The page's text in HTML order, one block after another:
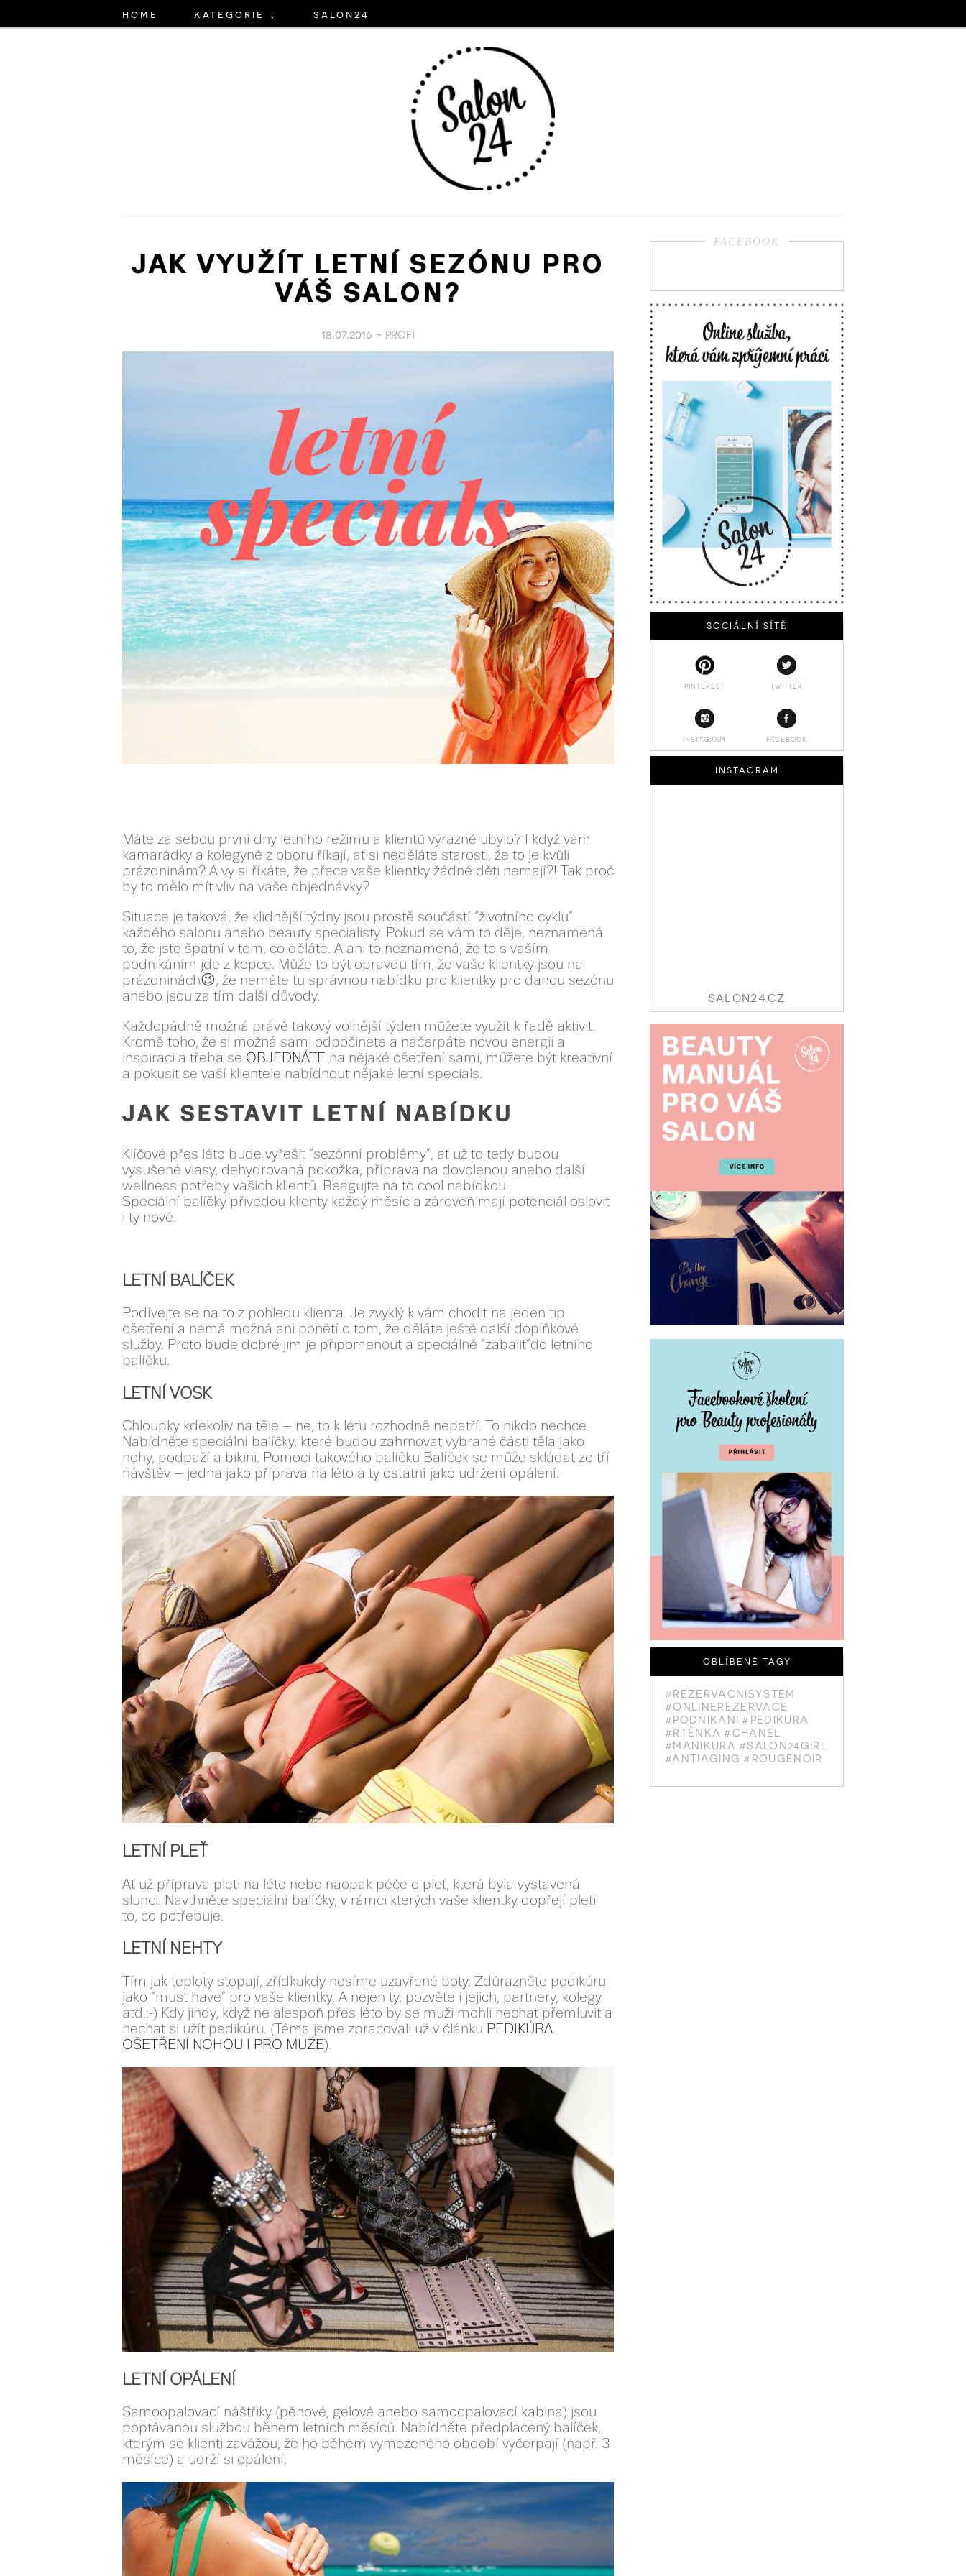
home kategorie ↓ salon24
JAK VYUŽÍT LETNÍ SEZÓNU PRO
VÁŠ SALON?
18.07.2016 - PROFI
Máte za sebou první dny letního režimu a klientů výrazně ubylo? I když vám
kamarádky a kolegyně z oboru říkají, ať si neděláte starosti, že to je kvůli
prázdninám? A vy si říkáte, že přece vaše klientky žádné děti nemají?! Tak proč
by to mělo mít vliv na vaše objednávky?
Situace je taková, že klidnější týdny jsou prostě součástí “životního cyklu”
každého salonu anebo beauty specialisty. Pokud se vám to děje, neznamená
to, že jste špatní v tom, co děláte. A ani to neznamená, že to s vaším
podnikáním jde z kopce. Může to být opravdu tím, že vaše klientky jsou na
prázdninách😉, že nemáte tu správnou nabídku pro klientky pro danou sezónu
anebo jsou za tím další důvody.
Každopádně možná právě takový volnější týden můžete využít k řadě aktivit.
Kromě toho, že si možná sami odpočinete a načerpáte novou energii a
inspiraci a třeba se OBJEDNÁTE na nějaké ošetření sami, můžete být kreativní
a pokusit se vaší klientele nabídnout nějaké letní specials.
JAK SESTAVIT LETNÍ NABÍDKU
Klíčové přes léto bude vyřešit “sezónní problémy”, ať už to tedy budou
vysušené vlasy, dehydrovaná pokožka, příprava na dovolenou anebo další
wellness potřeby vašich klientů. Reagujte na to cool nabídkou.
Speciální balíčky přivedou klienty každý měsíc a zároveň mají potenciál oslovit
i ty nové.
LETNÍ BALÍČEK
Podívejte se na to z pohledu klienta. Je zvyklý k vám chodit na jeden tip
ošetření a nemá možná ani ponětí o tom, že děláte ještě další doplňkové
služby. Proto bude dobré jim je připomenout a speciálně “zabalit”do letního
balíčku.
LETNÍ VOSK
Chloupky kdekoliv na těle – ne, to k létu rozhodně nepatří. To nikdo nechce.
Nabídněte speciální balíčky, které budou zahrnovat vybrané části těla jako
nohy, podpaží a bikini. Pomocí takového balíčku Balíček se může skládat ze tří
návštěv – jedna jako příprava na léto a ty ostatní jako udržení opálení.
LETNÍ PLEŤ
Ať už příprava pleti na léto nebo naopak péče o pleť, která byla vystavená
slunci. Navthněte speciální balíčky, v rámci kterých vaše klientky dopřejí pleti
to, co potřebuje.
LETNÍ NEHTY
Tím jak teploty stopají, zřídkakdy nosíme uzavřené boty. Zdůrazněte pedikúru
jako “must have” pro vaše klientky. A nejen ty, pozvěte i jejich, partnery, kolegy
atd.:-) Kdy jindy, když ne alespoň přes léto by se muži mohli nechat přemluvit a
nechat si užít pedikúru. (Téma jsme zpracovali už v článku PEDIKÚRA.
OŠETŘENÍ NOHOU I PRO MUŽE).
LETNÍ OPÁLENÍ
Samoopalovací náštřiky (pěnové, gelové anebo samoopalovací kabina) jsou
poptávanou službou během letních měsíců. Nabídněte předplacený balíček,
kterým se klienti zavážou, že ho během vymezeného období vyčerpají (např. 3
měsíce) a udrží si opálení.
FACEBOOK
SOCIÁLNÍ SÍTĚ
PINTEREST TWITTER
INSTAGRAM FACEBOOK
INSTAGRAM
SALON24.CZ
OBLÍBENÉ TAGY
#REZERVACNISYSTEM
#ONLINEREZERVACE
#PODNIKANI #PEDIKURA
#RTĚNKA #CHANEL
#MANIKURA #SALON24GIRL
#ANTIAGING #ROUGENOIR